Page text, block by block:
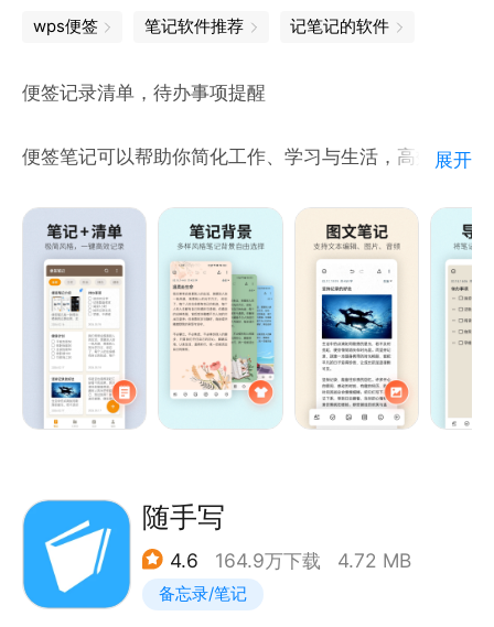
避免遗漏工作事项。
生活；用图片、文字记录亲子、好友、宠物的美妙瞬
随手捕捉每一寸灵感，影评、旅游日记、自拍美照、录
音视频都能永久保存，并安全同步云端。
【打造您的人生知识体系】通过记录生活、学习、工作
的笔记，整理出属于您自己的心得知识体系，让学后不
在忘，知识点到线，线到面，面到体，形成逻辑框架，
享做笔记就是您随身行走的个人知识资料库。
wps便签 笔记软件推荐 记笔记的软件
便签记录清单，待办事项提醒
便签笔记可以帮助你简化工作、学习与生活，高效记录
靠
【高效记录】
- 支持记录笔记或清单
- 支持设置背景或贴纸
- 支持备忘录分类管理
- 一键添加高效率记录
- 设置备忘录密码，更加私密，安全
【生活帮手】
- 帮助您写作记录
展开
随手写
4.6 164.9万下载 4.72 MB
备忘录/笔记